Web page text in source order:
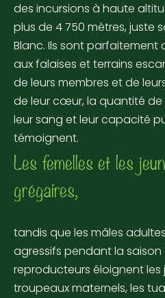
des incursions à haute
plus de 4 750 mètres, juste
Blanc. Ils sont parfaitement
aux falaises et terrains
de leurs membres et de
de leur cœur, la quantité
leur sang et leur capacité
témoignent.
Les femelles et les
grégaires,
tandis que les mâles
agressifs pendant la saison
reproducteurs éloignent les
troupeaux maternels, les